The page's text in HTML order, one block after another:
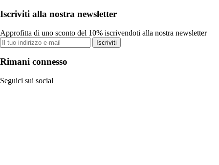
Iscriviti alla nostra newsletter
Approfitta di uno sconto del 10% iscrivendoti alla nostra newsletter
Iscriviti
Rimani connesso
Seguici sui social